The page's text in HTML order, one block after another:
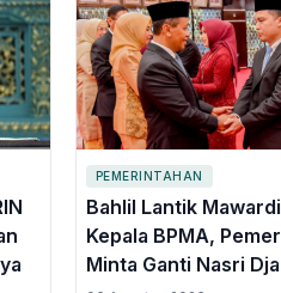
PEMERINTAHAN
Bahlil Lantik
Kepala BPMA,
Minta Ganti Nasri